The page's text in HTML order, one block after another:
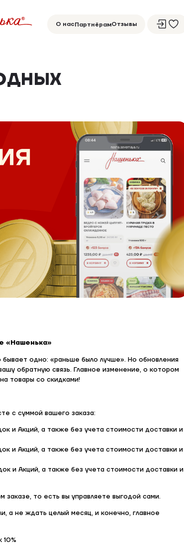
О насПартнёрамОтзывы
«Нашенька»
одно: «раньше было лучше». Но обновления
обратную связь. Главное изменение, о котором
товары со скидками!
с суммой вашего заказа:
и Акций, а также без учета стоимости доставки и
и Акций, а также без учета стоимости доставки и
и Акций, а также без учета стоимости доставки и
то есть вы управляете выгодой сами.
а не ждать целый месяц, и конечно, главное